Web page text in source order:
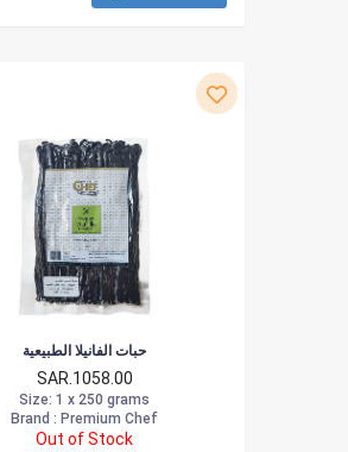
حبات الفانيلا الطبيعية
SAR.1058.00
Size: 1 x 250 grams
Brand : Premium Chef
Out of Stock